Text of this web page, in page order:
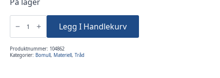
Bomulltråd
9837
Legg I Handlekurv
Produktnummer: 104862
Kategorier: Bomull , Materiell , Tråd